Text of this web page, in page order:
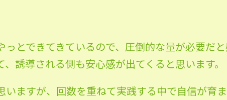
とできてきているので、圧倒的な量が必要だ
誘導される側も安心感が出てくると思います。
ますが、回数を重ねて実践する中で自信が育